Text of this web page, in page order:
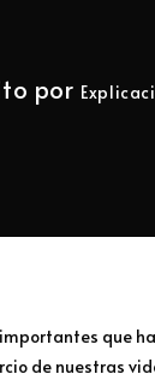
por
que
de nuestras